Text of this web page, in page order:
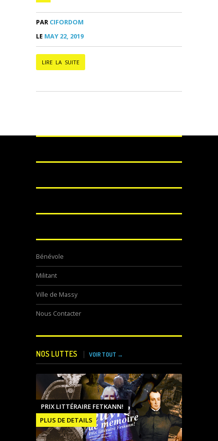
PAR CIFORDOM
LE MAY 22, 2019
LIRE LA SUITE
Bénévole
Militant
Ville de Massy
Nous Contacter
NOS LUTTES VOIR TOUT →
PRIX LITTÉRAIRE FETKANN!
PLUS DE DETAILS